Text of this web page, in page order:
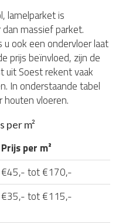
lamelparket is
massief parket.
u ook een ondervloer laat
prijs beïnvloed, zijn de
uit Soest rekent vaak
In onderstaande tabel
houten vloeren.
per m²
Prijs per m²
€45,- tot €170,-
€35,- tot €115,-